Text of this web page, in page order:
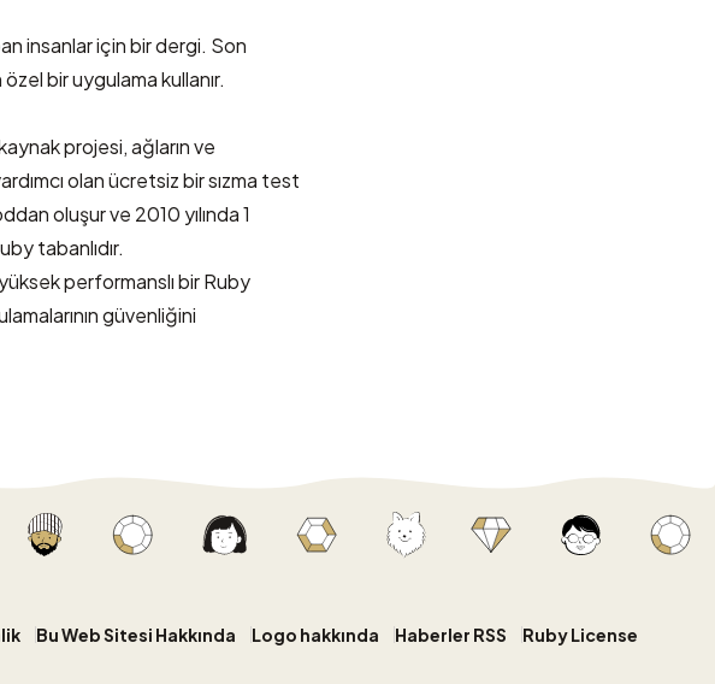
insanlar için bir dergi. Son
bir uygulama kullanır.
projesi, ağların ve
olan ücretsiz bir sızma test
oluşur ve 2010 yılında 1
tabanlıdır.
performanslı bir Ruby
güvenliğini
Bu Web Sitesi Hakkında Logo hakkında Haberler RSS Ruby License